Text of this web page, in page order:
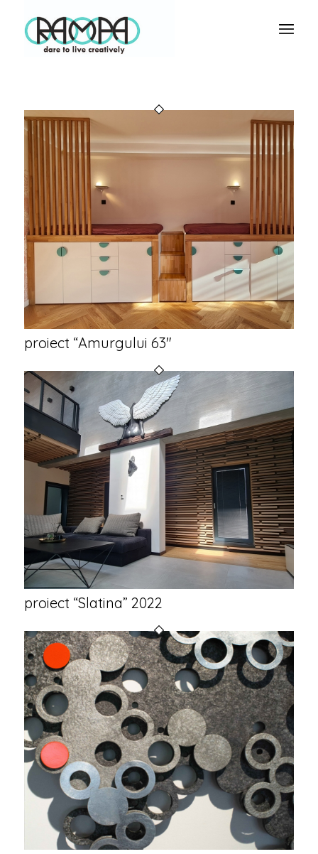
proiect “Amurgului 63″
proiect “Slatina” 2022